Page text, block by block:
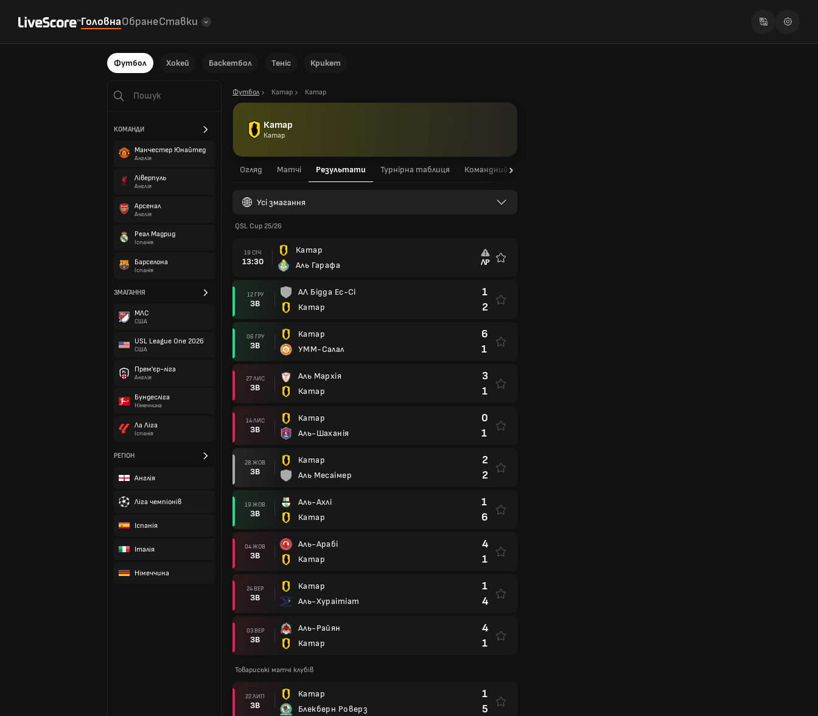
ГоловнаОбранеСтавки
Футбол Хокей Баскетбол Теніс Крикет
КОМАНДИ
Манчестер Юнайтед
Англія
Ліверпуль
Англія
Арсенал
Англія
Реал Мадрид
Іспанія
Барселона
Іспанія
ЗМАГАННЯ
МЛС
США
USL League One 2026
США
Прем'єр-ліга
Англія
Бундесліга
Німеччина
Ла Ліга
Іспанія
РЕГІОН
Англія
Ліга чемпіонів
Іспанія
Італія
Німеччина
Футбол Катар Катар
Катар
Катар
Огляд Матчі Результати Турнірна таблиця Командний склад
Усі змагання
QSL Cup 25/26
19 СІЧ
13:30
Катар
Аль Гарафа
ЛР
12 ГРУ
ЗВ
АЛ Бідда Ес-Сі
Катар
1
2
06 ГРУ
ЗВ
Катар
УММ-Салал
6
1
27 ЛИС
ЗВ
Аль Мархія
Катар
3
1
14 ЛИС
ЗВ
Катар
Аль-Шаханія
0
1
28 ЖОВ
ЗВ
Катар
Аль Месаімер
2
2
19 ЖОВ
ЗВ
Аль-Ахлі
Катар
1
6
04 ЖОВ
ЗВ
Аль-Арабі
Катар
4
1
24 ВЕР
ЗВ
Катар
Аль-Хураітіат
1
4
03 ВЕР
ЗВ
Аль-Райян
Катар
4
1
Товариські матчі клубів
22 ЛИП
ЗВ
Катар
Блекберн Роверз
1
5